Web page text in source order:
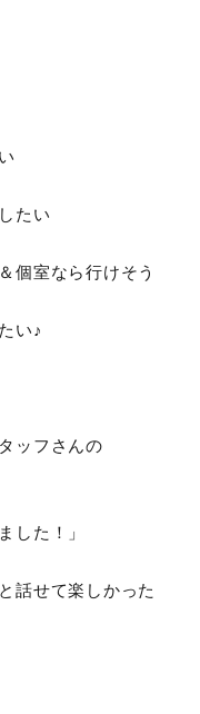
たい
個室なら行けそう
い♪
ッフさんの
した！」
話せて楽しかった